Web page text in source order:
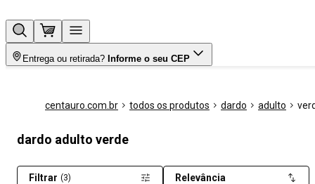
Entrega ou retirada? Informe o seu CEP
centauro.com.br todos os produtos dardo adulto
dardo adulto verde
Filtrar (3) Relevância